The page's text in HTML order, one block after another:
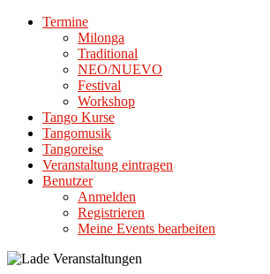
Termine
Milonga
Traditional
NEO/NUEVO
Festival
Workshop
Tango Kurse
Tangomusik
Tangoreise
Veranstaltung eintragen
Benutzer
Anmelden
Registrieren
Meine Events bearbeiten